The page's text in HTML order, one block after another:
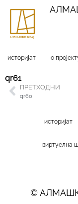
историјат о
qr61
ПРЕТХОДНИ
qr60
историјат
виртуелна
©